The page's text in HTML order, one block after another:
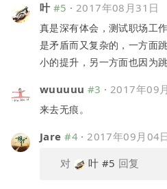
叶 #5 · 2017年08月31日
真是深有体会，测试职场工
是矛盾而又复杂的，一方面
小的提升，另一方面也因为
wuuuuu #3 ·2017年09
来去无痕。
Jare #4·2017年09月04
对
叶 #5 回复